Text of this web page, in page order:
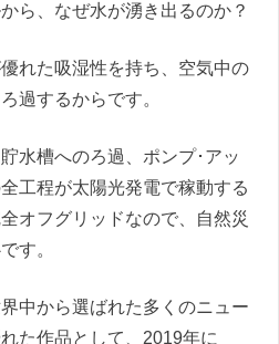
ら、なぜ水が湧き出るのか？
れた吸湿性を持ち、空気中の
過するからです。
水槽へのろ過、ポンプ･アッ
工程が太陽光発電で稼動する
オフグリッドなので、自然災
す。
中から選ばれた多くのニュー
た作品として、2019年に